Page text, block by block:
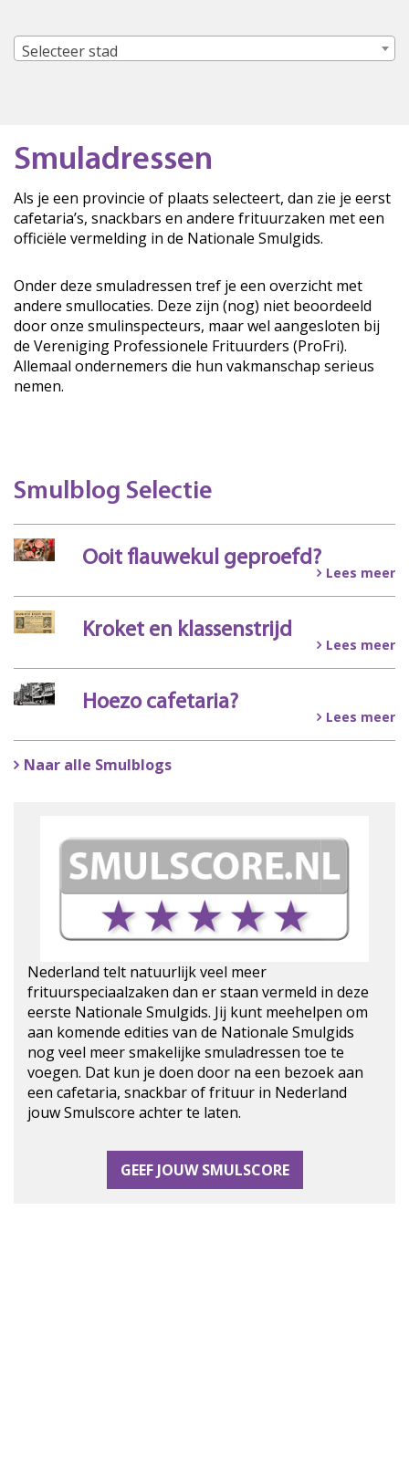
Selecteer stad
Smuladressen
Als je een provincie of plaats selecteert, dan zie je eerst
cafetaria’s, snackbars en andere frituurzaken met een
officiële vermelding in de Nationale Smulgids.
Onder deze smuladressen tref je een overzicht met
andere smullocaties. Deze zijn (nog) niet beoordeeld
door onze smulinspecteurs, maar wel aangesloten bij
de Vereniging Professionele Frituurders (ProFri).
Allemaal ondernemers die hun vakmanschap serieus
nemen.
Smulblog Selectie
Ooit flauwekul geproefd?
Lees meer
Kroket en klassenstrijd
Lees meer
Hoezo cafetaria?
Lees meer
Naar alle Smulblogs
Nederland telt natuurlijk veel meer
frituurspeciaalzaken dan er staan vermeld in deze
eerste Nationale Smulgids. Jij kunt meehelpen om
aan komende edities van de Nationale Smulgids
nog veel meer smakelijke smuladressen toe te
voegen. Dat kun je doen door na een bezoek aan
een cafetaria, snackbar of frituur in Nederland
jouw Smulscore achter te laten.
GEEF JOUW SMULSCORE